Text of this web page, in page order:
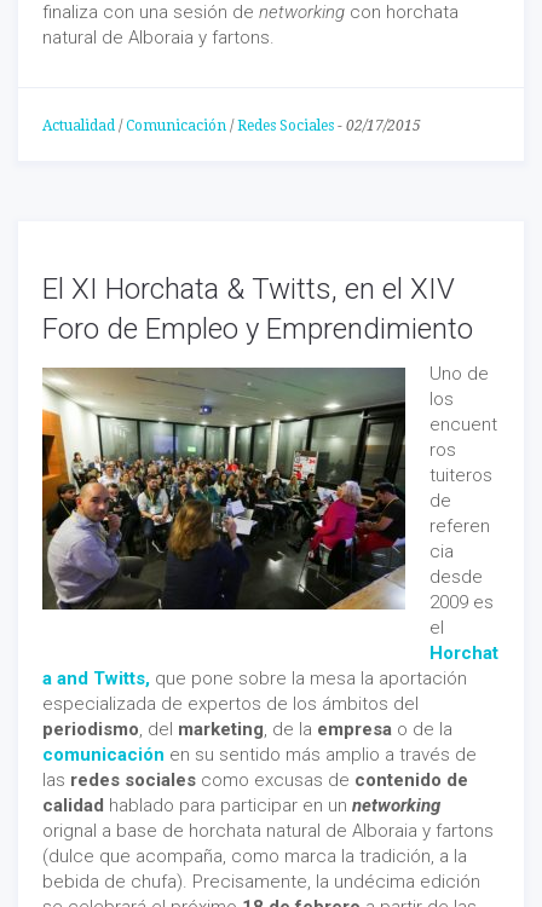
finaliza con una sesión de networking con horchata
natural de Alboraia y fartons.
Actualidad / Comunicación / Redes Sociales - 02/17/2015
El XI Horchata & Twitts, en el XIV
Foro de Empleo y Emprendimiento
Uno de
los
encuent
ros
tuiteros
de
referen
cia
desde
2009 es
el
Horchat
a and Twitts, que pone sobre la mesa la aportación
especializada de expertos de los ámbitos del
periodismo, del marketing, de la empresa o de la
comunicación en su sentido más amplio a través de
las redes sociales como excusas de contenido de
calidad hablado para participar en un networking
orignal a base de horchata natural de Alboraia y fartons
(dulce que acompaña, como marca la tradición, a la
bebida de chufa). Precisamente, la undécima edición